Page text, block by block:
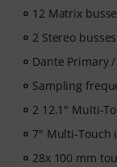
12 Matrix
2 Stereo busses
Dante Primary
Sampling
2 12.1" Multi-
7" Multi-Touch
28x 100 mm